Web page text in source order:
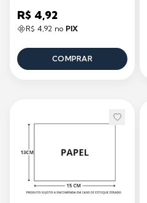
R$ 4,92
R$ 4,92 no PIX
COMPRAR